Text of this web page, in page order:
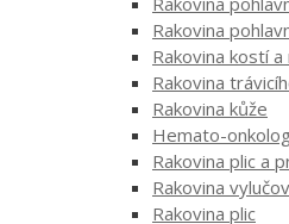
Rakovina
Rakovina kostí
Rakovina
Rakovina kůže
Hemato-
Rakovina plic a
Rakovina
Rakovina plic